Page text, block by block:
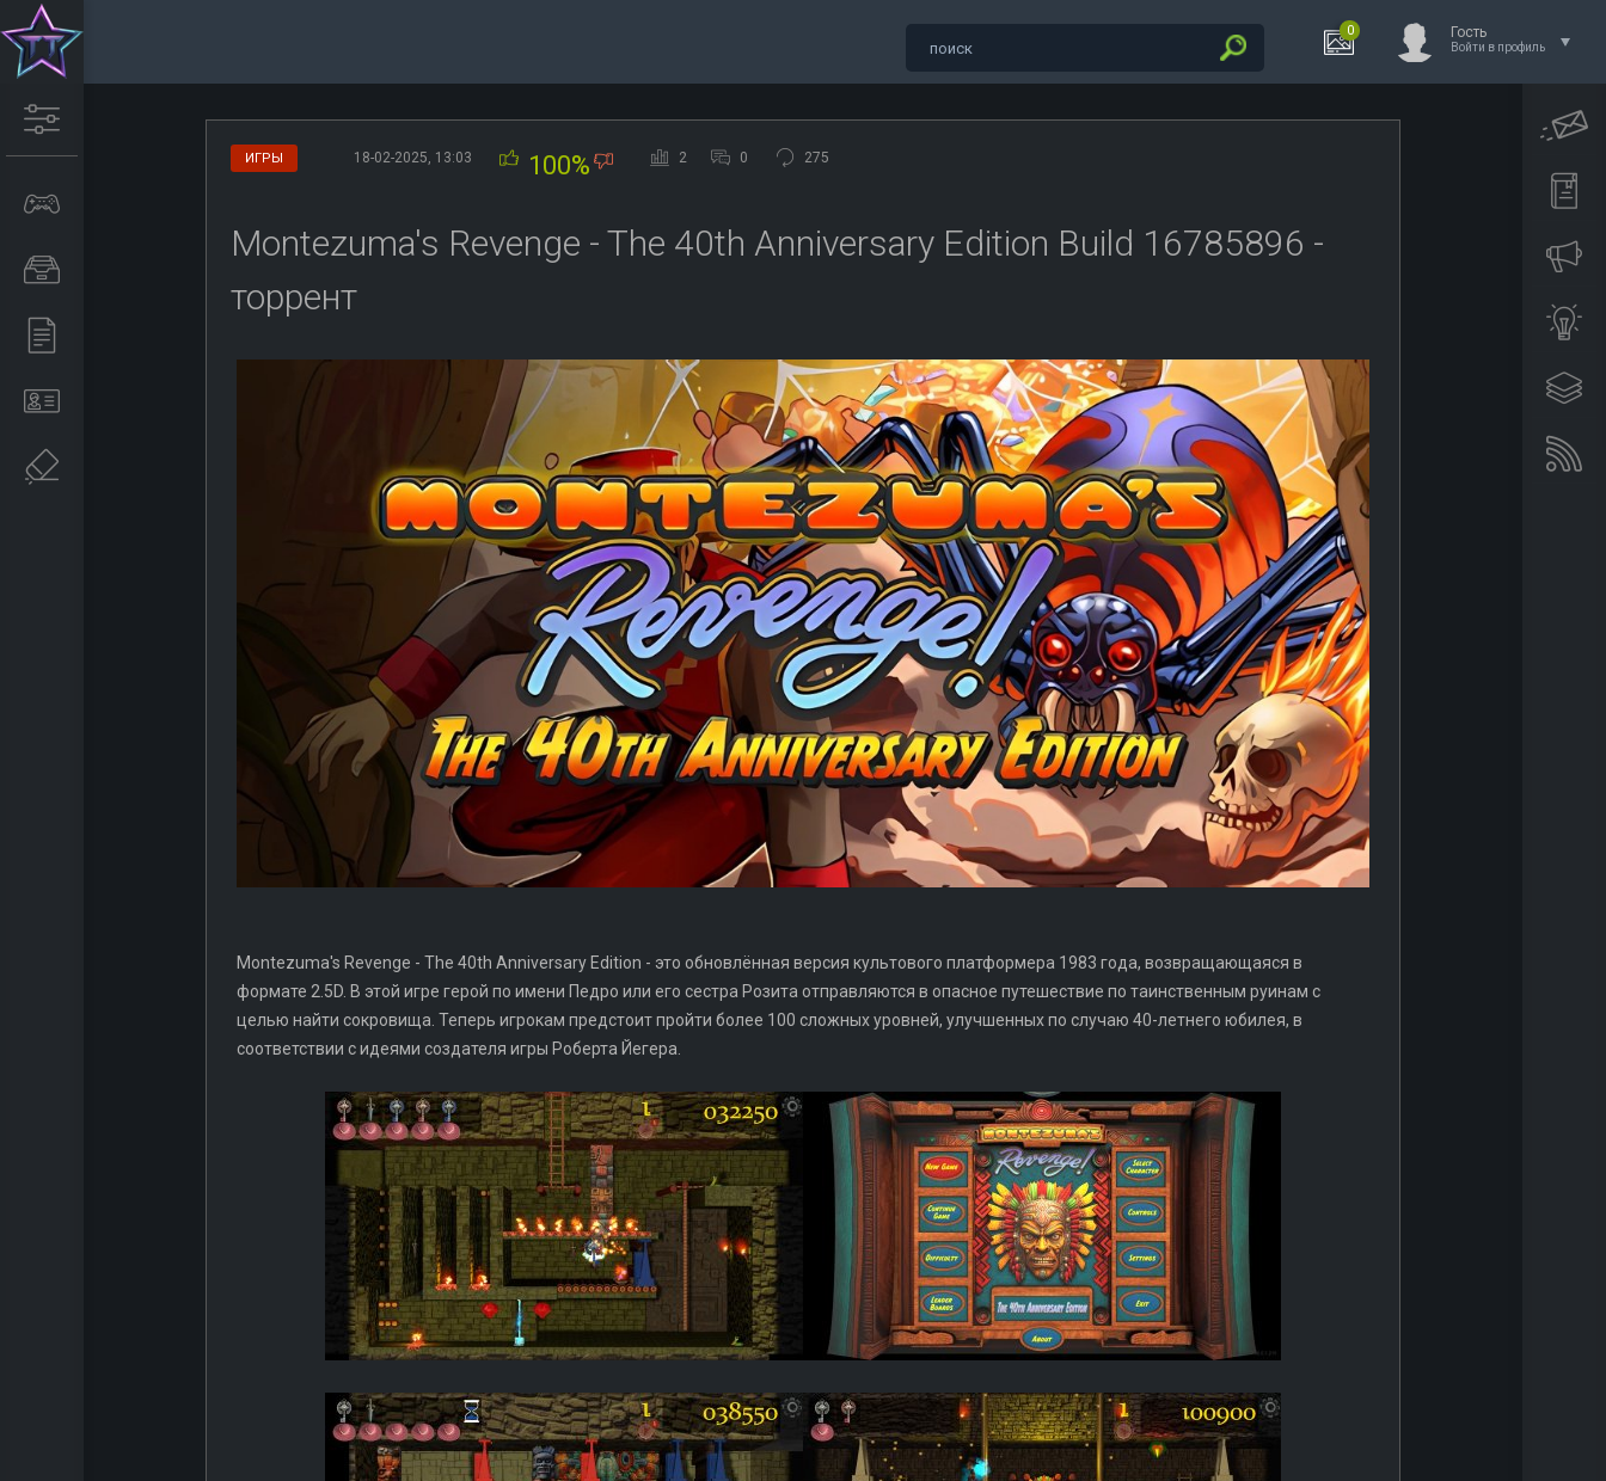
0 Гость
Войти в профиль
ИГРЫ 18-02-2025, 13:03 100% 2 0 275
Montezuma's Revenge - The 40th Anniversary Edition Build 16785896 -
торрент
Montezuma's Revenge - The 40th Anniversary Edition - это обновлённая версия культового платформера 1983 года, возвращающаяся в
формате 2.5D. В этой игре герой по имени Педро или его сестра Розита отправляются в опасное путешествие по таинственным руинам с
целью найти сокровища. Теперь игрокам предстоит пройти более 100 сложных уровней, улучшенных по случаю 40-летнего юбилея, в
соответствии с идеями создателя игры Роберта Йегера.